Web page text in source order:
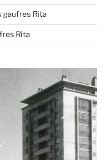
gaufres Rita
Rita